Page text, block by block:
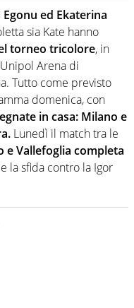
parte. Non si perde
social del mondo delle
ed Ekaterina
sia Kate hanno
torneo tricolore, in
Arena di
Tutto come previsto
domenica, con
in casa: Milano e
Lunedì il match tra le
e Vallefoglia completa
la sfida contro la Igor